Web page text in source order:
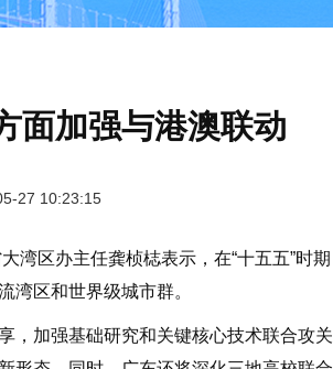
面加强与港澳联动
27 10:23:15
区办主任龚桢梽表示，在“十五五”时
湾区和世界级城市群。
加强基础研究和关键核心技术联合攻